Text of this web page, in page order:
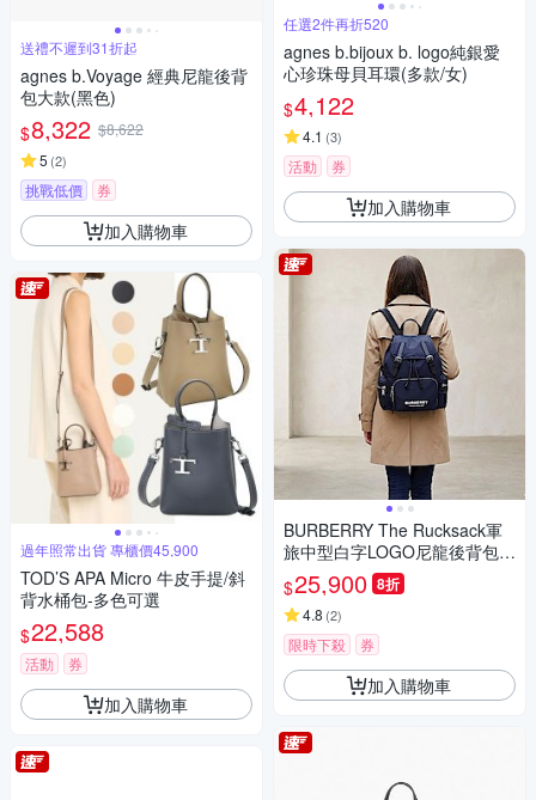
送禮不遲到31折起
agnes b.Voyage 經典尼龍後背
包大款(黑色)
$8,322 $8,622
5 (2)
挑戰低價 券
加入購物車
過年照常出貨 專櫃價45,900
TOD’S APA Micro 牛皮手提/斜
背水桶包-多色可選
$22,588
活動 券
加入購物車
任選2件再折520
agnes b.bijoux b. logo純銀愛
心珍珠母貝耳環(多款/女)
$4,122
4.1 (3)
活動 券
加入購物車
BURBERRY The Rucksack軍
旅中型白字LOGO尼龍後背包
(深藍)
$25,900 8折
4.8 (2)
限時下殺 券
加入購物車